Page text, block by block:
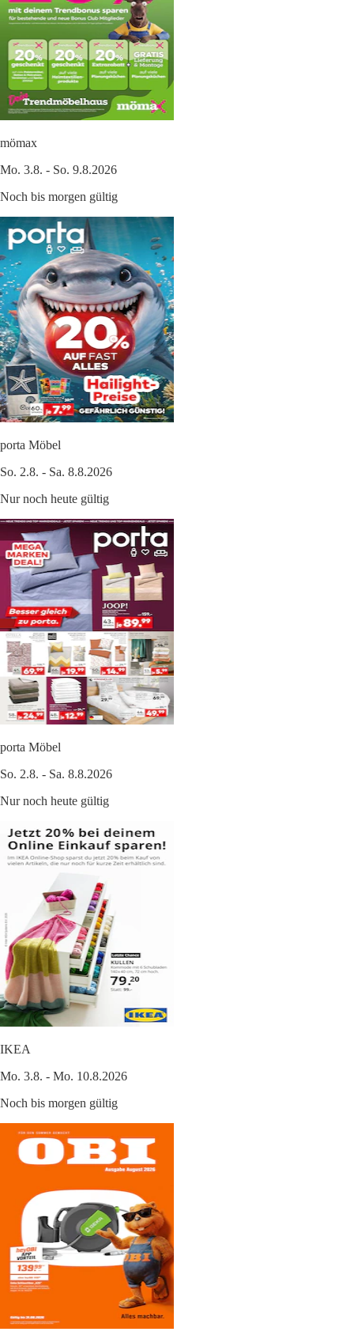
mömax
Mo. 3.8. - So. 9.8.2026
Noch bis morgen gültig
porta Möbel
So. 2.8. - Sa. 8.8.2026
Nur noch heute gültig
porta Möbel
So. 2.8. - Sa. 8.8.2026
Nur noch heute gültig
IKEA
Mo. 3.8. - Mo. 10.8.2026
Noch bis morgen gültig